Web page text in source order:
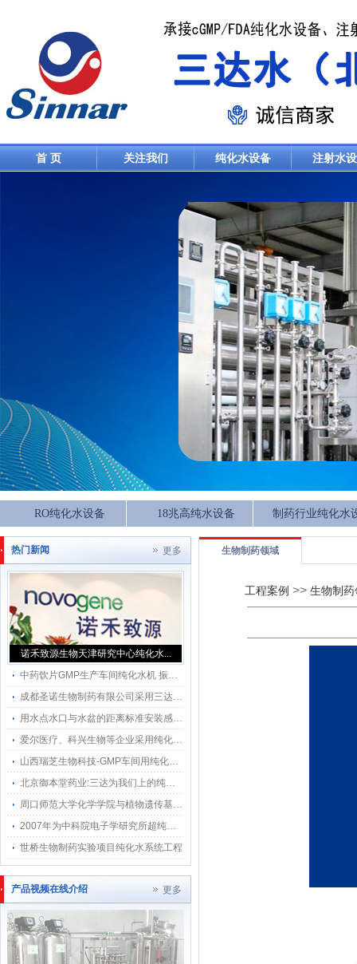
首 页 关注我们 纯化水设备 注射水
RO纯化水设备 18兆高纯水设备 制药行业纯化水
热门新闻 更多
诺禾致源生物天津研究中心纯化水...
中药饮片GMP生产车间纯化水机 振兴百草（北京）药业有限责任公司
成都圣诺生物制药有限公司采用三达水纯化水系统用水点感应水龙头
用水点水口与水盆的距离标准安装感应水龙头
爱尔医疗、科兴生物等企业采用纯化水感应水龙头应用符合GMP3D标准 href="/al/w10261095.html">
山西瑞芝生物科技-GMP车间用纯化水系统
北京御本堂药业:三达为我们上的纯化水系统我们顺利通过2015药典GMP验证
周口师范大学化学学院与植物遗传基因三达超纯化水系统应用
2007年为中科院电子学研究所超纯化水系统至今运行稳定
世桥生物制药实验项目纯化水系统工程
产品视频在线介绍 更多
生物制药领域
工程案例 >> 生物制药